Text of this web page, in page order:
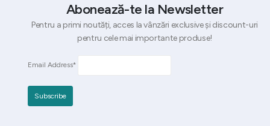
Abonează-te la Newsletter
Pentru a primi noutăți, acces la vânzări exclusive și discount-uri
pentru cele mai importante produse!
Email Address*